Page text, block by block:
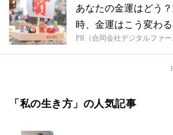
あなたの金運はどう
時、金運はこう変わる
PR（合同会社デジタルファー
「私の生き方」の人気記事